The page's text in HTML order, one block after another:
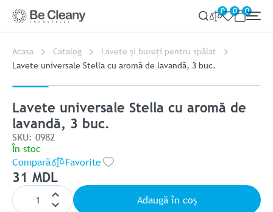
0 0 0
Acasa Catalog
Lavete și bureți pentru spălat
Lavete universale Stella cu aromă de lavandă, 3 buc.
Lavete universale Stella cu aromă de
lavandă, 3 buc.
SKU: 0982
În stoc
Compară
Favorite
31 MDL
Adaugă în coș